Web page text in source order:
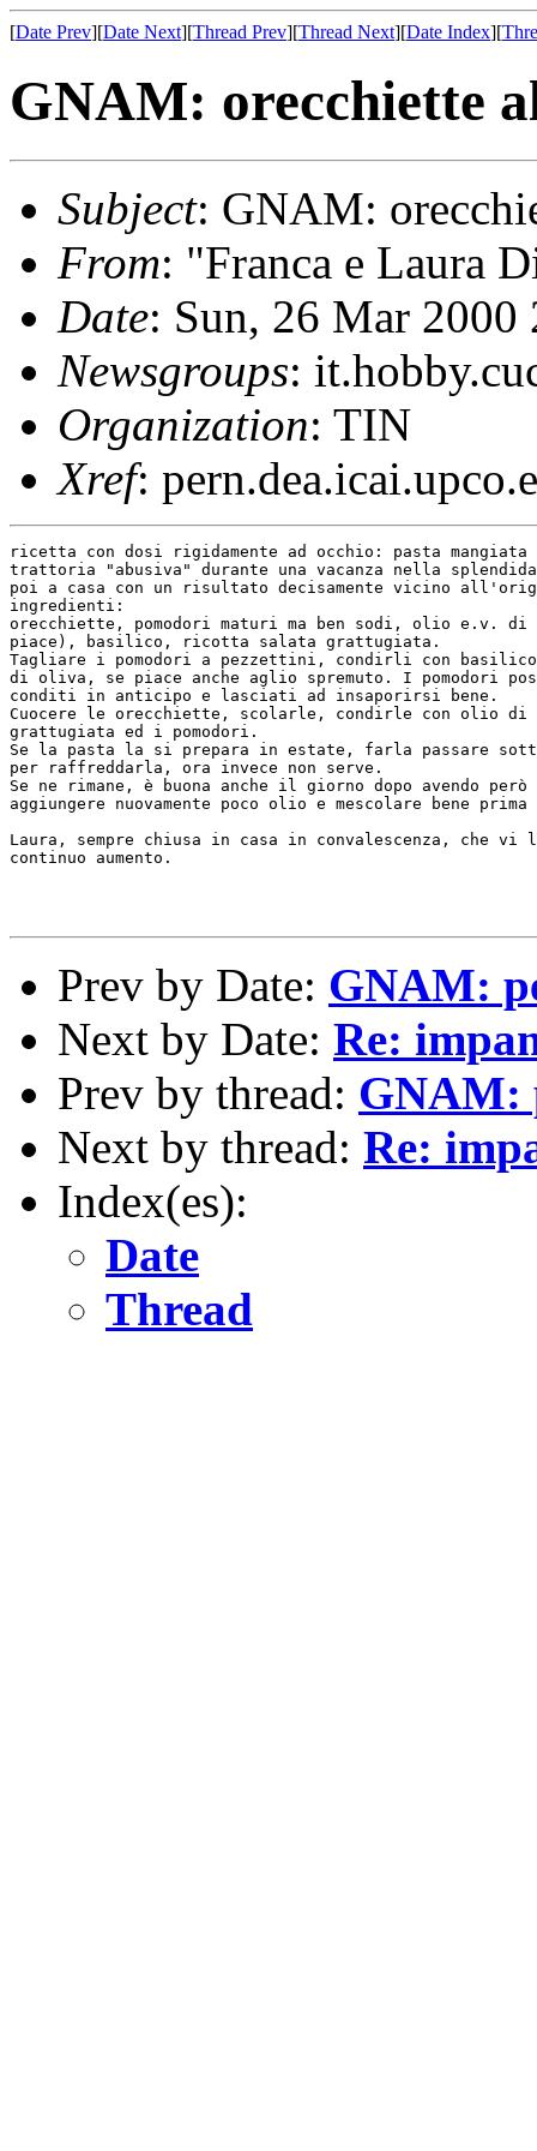
[Date Prev][Date Next][Thread Prev][Thread Next][Date Index][
GNAM: orecchiette
Subject: GNAM:
From: "Franca e Laura
Date: Sun, 26 Mar
Newsgroups:
Organization: TIN
Xref:
ricetta con dosi rigidamente ad occhio: pasta
trattoria "abusiva" durante una vacanza nella
poi a casa con un risultato decisamente vicino
ingredienti:
orecchiette, pomodori maturi ma ben sodi, olio e.v.
piace), basilico, ricotta salata grattugiata.
Tagliare i pomodori a pezzettini, condirli con
di oliva, se piace anche aglio spremuto. I pomodori
conditi in anticipo e lasciati ad insaporirsi bene.
Cuocere le orecchiette, scolarle, condirle con olio
grattugiata ed i pomodori.
Se la pasta la si prepara in estate, farla passare
per raffreddarla, ora invece non serve.
Se ne rimane, è buona anche il giorno dopo avendo
aggiungere nuovamente poco olio e mescolare bene
Laura, sempre chiusa in casa in convalescenza, che vi
continuo aumento.
Prev by Date: GNAM:
Next by Date: Re:
Prev by thread: GNAM:
Next by thread: Re:
Index(es):
Date
Thread